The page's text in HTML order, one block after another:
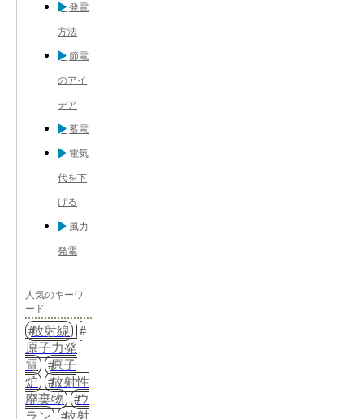
発電
方法
節電
のアイ
デア
蓄電
電気
代を下
げる
風力
発電
人気のキーワ
ード
放射線
原子力発
電
原子
炉
放射性
廃棄物
ウ
ラン
放射